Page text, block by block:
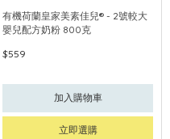
有機荷蘭皇家美素佳兒® - 2號較大
嬰兒配方奶粉 800克
$559
加入購物車
立即選購